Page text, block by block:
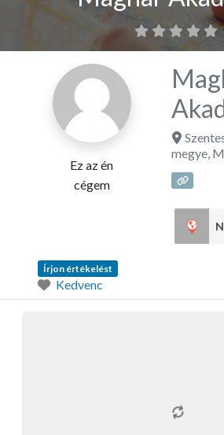
Ez az én
cégem
megye,
Írjon értékelést
Kedvenc